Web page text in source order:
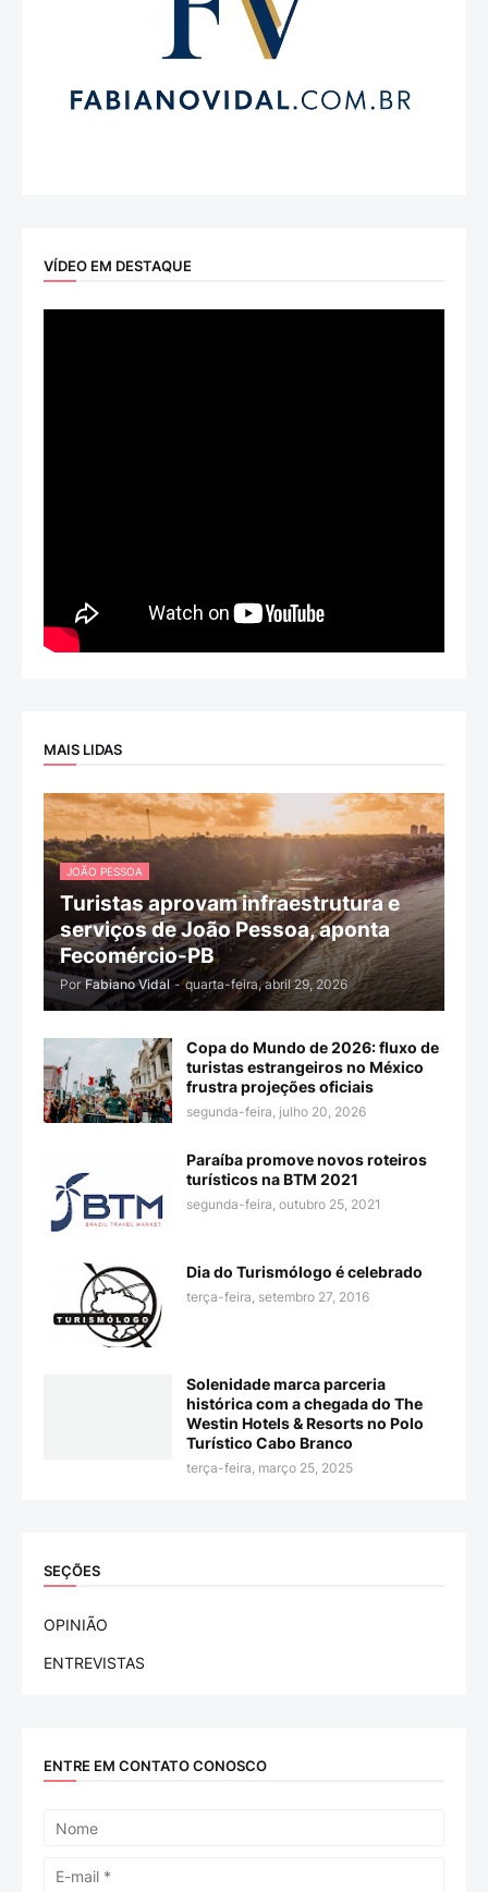
VÍDEO EM DESTAQUE
MAIS LIDAS
JOÃO PESSOA
Turistas aprovam infraestrutura e
serviços de João Pessoa, aponta
Fecomércio-PB
Por Fabiano Vidal - quarta-feira, abril 29, 2026
Copa do Mundo de 2026: fluxo de
turistas estrangeiros no México
frustra projeções oficiais
segunda-feira, julho 20, 2026
Paraíba promove novos roteiros
turísticos na BTM 2021
segunda-feira, outubro 25, 2021
Dia do Turismólogo é celebrado
terça-feira, setembro 27, 2016
Solenidade marca parceria
histórica com a chegada do The
Westin Hotels & Resorts no Polo
Turístico Cabo Branco
terça-feira, março 25, 2025
SEÇÕES
OPINIÃO
ENTREVISTAS
ENTRE EM CONTATO CONOSCO